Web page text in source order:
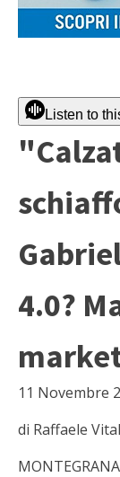
Listen to
4.0?
11 Novembre
di Raffaele